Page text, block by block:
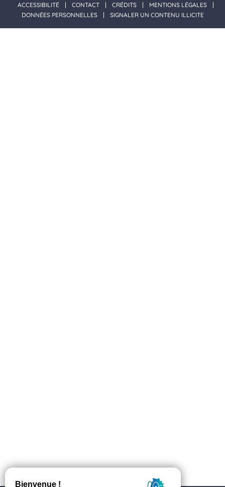
ACCESSIBILITÉ CONTACT CRÉDITS
MENTIONS LÉGALES
DONNÉES PERSONNELLES
SIGNALER UN CONTENU ILLICITE